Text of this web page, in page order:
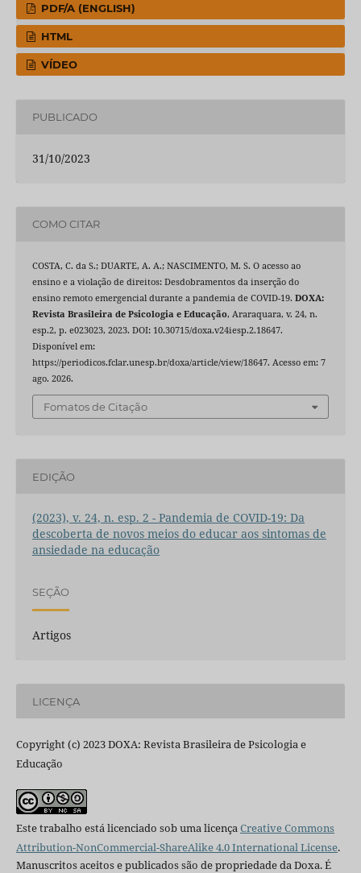
PDF/A (ENGLISH)
HTML
VÍDEO
PUBLICADO
31/10/2023
COMO CITAR
COSTA, C. da S.; DUARTE, A. A.; NASCIMENTO, M. S. O acesso ao
ensino e a violação de direitos: Desdobramentos da inserção do
ensino remoto emergencial durante a pandemia de COVID-19. DOXA:
Revista Brasileira de Psicologia e Educação, Araraquara, v. 24, n.
esp.2, p. e023023, 2023. DOI: 10.30715/doxa.v24iesp.2.18647.
Disponível em:
https://periodicos.fclar.unesp.br/doxa/article/view/18647. Acesso em: 7
ago. 2026.
Fomatos de Citação
EDIÇÃO
(2023), v. 24, n. esp. 2 - Pandemia de COVID-19: Da
descoberta de novos meios do educar aos sintomas de
ansiedade na educação
SEÇÃO
Artigos
LICENÇA
Copyright (c) 2023 DOXA: Revista Brasileira de Psicologia e
Educação
Este trabalho está licenciado sob uma licençaCreative Commons
Attribution-NonCommercial-ShareAlike 4.0 International License.
Manuscritos aceitos e publicados são de propriedade da Doxa. É